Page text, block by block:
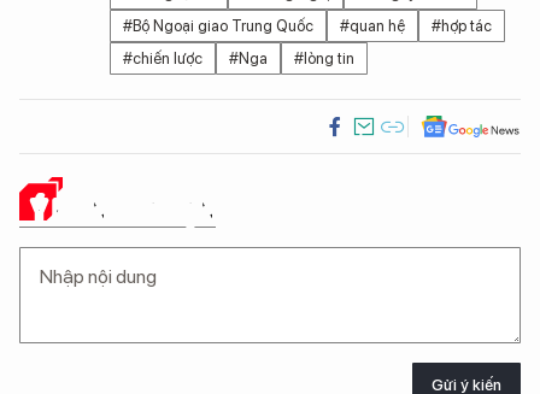
#Bộ Ngoại giao Trung Quốc
#quan hệ
#hợp tác
#chiến lược
#Nga #lòng tin
Ý KIẾN CỦA BẠN
Gửi ý kiến